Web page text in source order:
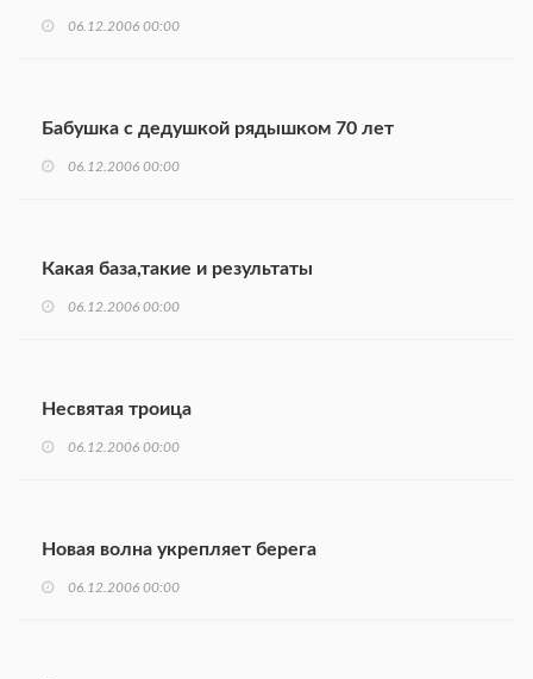
06.12.2006 00:00
Бабушка с дедушкой рядышком 70 лет
06.12.2006 00:00
Какая база,такие и результаты
06.12.2006 00:00
Несвятая троица
06.12.2006 00:00
Новая волна укрепляет берега
06.12.2006 00:00